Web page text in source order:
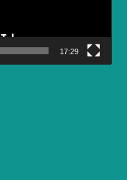
17:29